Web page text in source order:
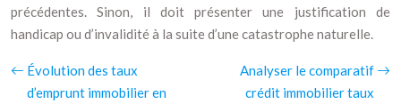
précédentes. Sinon, il doit présenter une justification de
handicap ou d’invalidité à la suite d’une catastrophe naturelle.
Évolution des taux
d’emprunt immobilier en
Analyser le comparatif
crédit immobilier taux